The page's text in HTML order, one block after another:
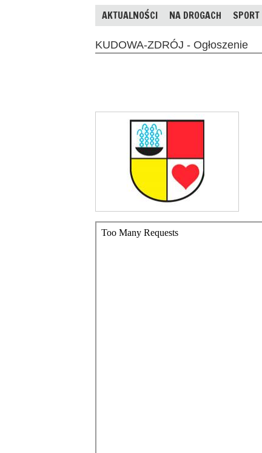
AKTUALNOŚCI NA DROGACH SPORT
KUDOWA-ZDRÓJ - Ogłoszenie